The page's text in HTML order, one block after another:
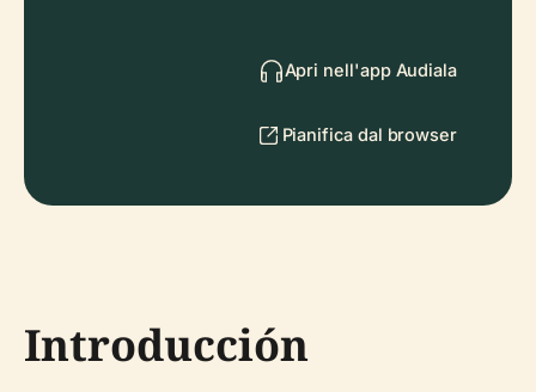
Apri nell'app Audiala
Pianifica dal browser
Introducción